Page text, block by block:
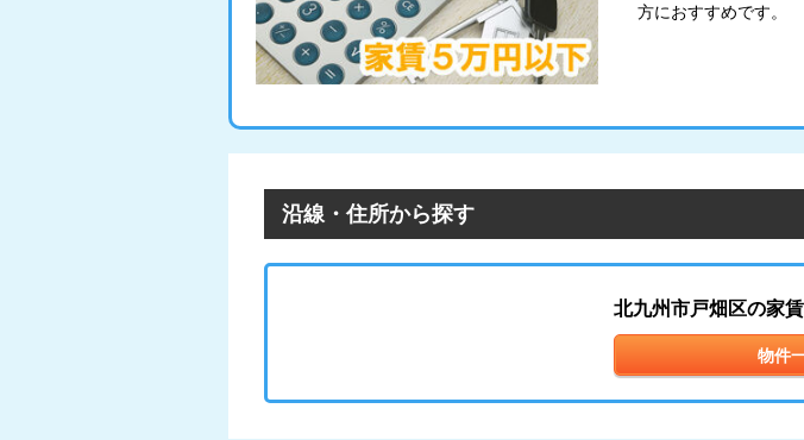
方におすすめです。
沿線・住所から探す
北九州市戸畑区の家
物件